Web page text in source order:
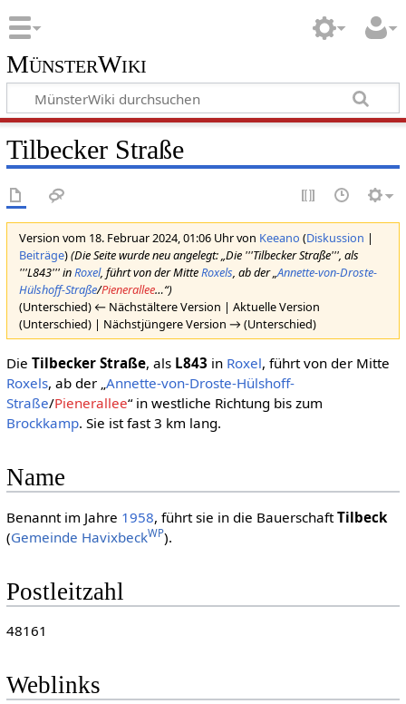
MünsterWiki
Tilbecker Straße
Version vom 18. Februar 2024, 01:06 Uhr von Keeano (Diskussion |
Beiträge)(Die Seite wurde neu angelegt: „Die '''Tilbecker Straße''', als
'''L843''' inRoxel, führt von der MitteRoxels , ab der „ Annette-von-Droste-
Hülshoff-Straße/Pienerallee…“)
(Unterschied) ← Nächstältere Version | Aktuelle Version
(Unterschied) | Nächstjüngere Version → (Unterschied)
Die Tilbecker Straße, als L843 in Roxel, führt von der Mitte
Roxels, ab der „Annette-von-Droste-Hülshoff-
Straße/Pienerallee“ in westliche Richtung bis zum
Brockkamp. Sie ist fast 3 km lang.
Name
Benannt im Jahre 1958, führt sie in die BauerschaftTilbeck
(Gemeinde HavixbeckWP).
Postleitzahl
48161
Weblinks